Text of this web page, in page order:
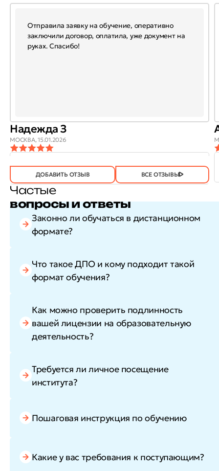
Отправила заявку на обучение, оперативно
заключили договор, оплатила, уже документ на
руках. Спасибо!
Надежда З
МОСКВА,15.01.2026
ПОЛЕЗЕН?
ДА(746) НЕТ(20)
ДОБАВИТЬ ОТЗЫВ ВСЕ ОТЗЫВЫ
Частые
вопросы и ответы
Законно ли обучаться в дистанционном
формате?
Что такое ДПО и кому подходит такой
формат обучения?
Как можно проверить подлинность
вашей лицензии на образовательную
деятельность?
Требуется ли личное посещение
института?
Пошаговая инструкция по обучению
Какие у вас требования к поступающим?